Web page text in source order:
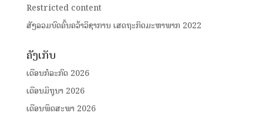
Restricted content
ສັງລວມບົດຄົ້ນຄວ້າວິຊາການ ເສດຖະກິດມະຫາພາກ 2022
ຄັງເກັບ
ເດືອນກໍລະກົດ 2026
ເດືອນມິຖຸນາ 2026
ເດືອນພຶດສະພາ 2026